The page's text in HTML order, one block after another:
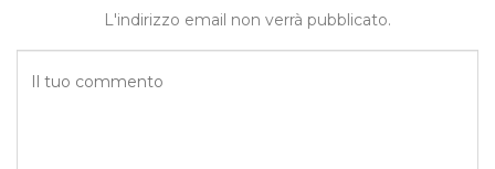
L'indirizzo email non verrà pubblicato.